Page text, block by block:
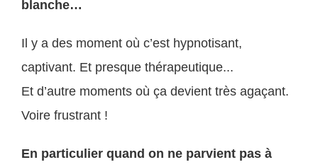
blanche…
Il y a des moment où c’est hypnotisant,
captivant. Et presque thérapeutique...
Et d’autre moments où ça devient très agaçant.
Voire frustrant !
En particulier quand on ne parvient pas à